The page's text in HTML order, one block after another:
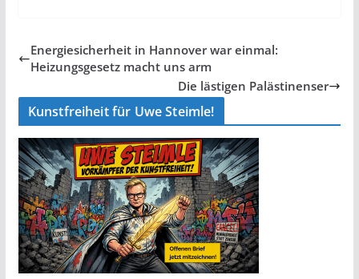
Energiesicherheit in Hannover war einmal:
Heizungsgesetz macht uns arm
Die lästigen Palästinenser
Kunstfreiheit für Uwe Steimle!